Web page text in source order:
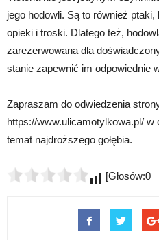
jego hodowli. Są to również
opieki i troski. Dlatego też,
zarezerwowana dla
stanie zapewnić im odpowiednie
Zapraszam do odwiedzenia
https://www.ulicamotylkowa.pl/ w
temat najdroższego gołębia.
[Głosów:0